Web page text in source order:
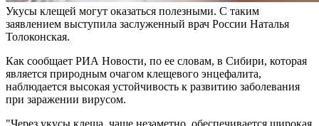
Укусы клещей могут оказаться полезными. С таким
заявлением выступила заслуженный врач России Наталья
Толоконская.
Как сообщает РИА Новости, по ее словам, в Сибири, которая
является природным очагом клещевого энцефалита,
наблюдается высокая устойчивость к развитию заболевания
при заражении вирусом.